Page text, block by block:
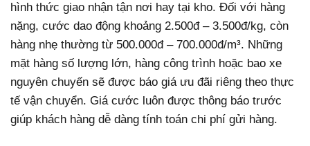
hình thức giao nhận tận nơi hay tại kho. Đối với hàng
nặng, cước dao động khoảng 2.500đ – 3.500đ/kg, còn
hàng nhẹ thường từ 500.000đ – 700.000đ/m³. Những
mặt hàng số lượng lớn, hàng công trình hoặc bao xe
nguyên chuyến sẽ được báo giá ưu đãi riêng theo thực
tế vận chuyển. Giá cước luôn được thông báo trước
giúp khách hàng dễ dàng tính toán chi phí gửi hàng.